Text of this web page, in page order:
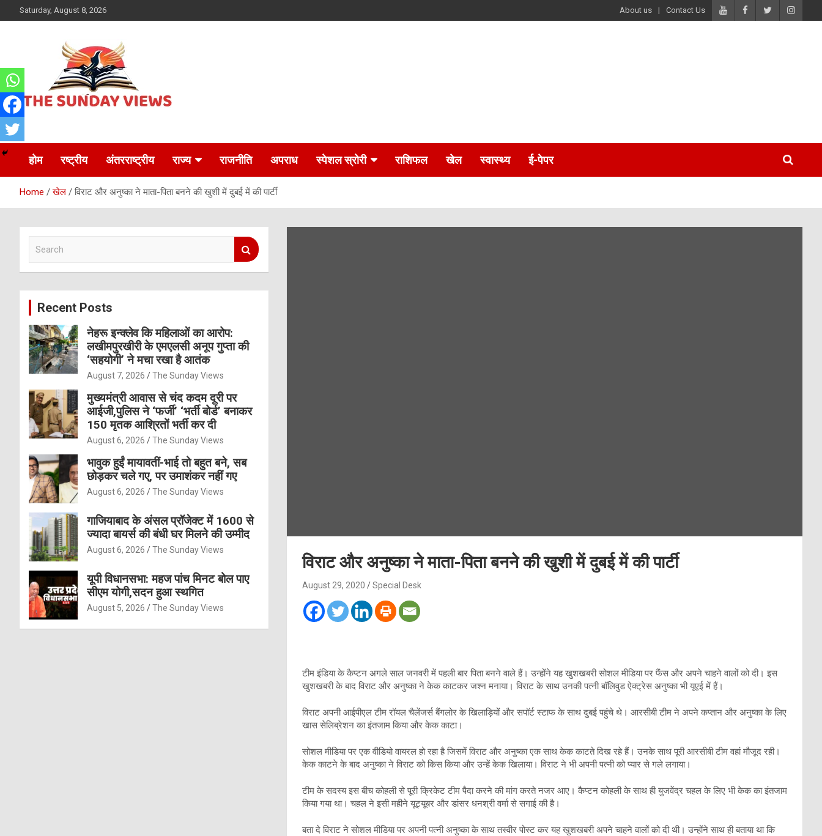
to
Saturday, August 8, 2026 About us Contact Us
The Sunday views
होम रष्ट्रीय अंतरराष्ट्रीय राज्य राजनीति अपराध स्पेशल स्रोरी राशिफल खेल स्वास्थ्य ई-पेपर
Home खेल विराट और अनुष्का ने माता-पिता बनने की खुशी में दुबई में की पार्टी
विराट और अनुष्का ने माता-पिता बनने की खुशी में दुबई में की पार्टी
August 29, 2020 Special Desk
टीम इंडिया के कैप्टन अगले साल जनवरी में पहली बार पिता बनने वाले हैं। उन्होंने यह खुशखबरी सोशल मीडिया पर फैंस और अपने चाहने वालों को दी। इस
खुशखबरी के बाद विराट और अनुष्का ने केक काटकर जश्न मनाया। विराट के साथ उनकी पत्नी बॉलिवुड ऐक्ट्रेस अनुष्का भी यूएई में हैं।
विराट अपनी आईपीएल टीम रॉयल चैलेंजर्स बैंगलोर के खिलाड़ियों और सपॉर्ट स्टाफ के साथ दुबई पहुंचे थे। आरसीबी टीम ने अपने कप्तान और अनुष्का के लिए
खास सेलिब्रेशन का इंतजाम किया और केक काटा।
सोशल मीडिया पर एक वीडियो वायरल हो रहा है जिसमें विराट और अनुष्का एक साथ केक काटते दिख रहे हैं। उनके साथ पूरी आरसीबी टीम वहां मौजूद रही।
केक काटने के बाद अनुष्का ने विराट को किस किया और उन्हें केक खिलाया। विराट ने भी अपनी पत्नी को प्यार से गले लगाया।
टीम के सदस्य इस बीच कोहली से पूरी क्रिकेट टीम पैदा करने की मांग करते नजर आए। कैप्टन कोहली के साथ ही युजवेंद्र चहल के लिए भी केक का इंतजाम
किया गया था। चहल ने इसी महीने यूट्यूबर और डांसर धनश्री वर्मा से सगाई की है।
बता दे विराट ने सोशल मीडिया पर अपनी पत्नी अनुष्का के साथ तस्वीर पोस्ट कर यह खुशखबरी अपने चाहने वालों को दी थी। उन्होंने साथ ही बताया था कि
c
Recent Posts
नेहरू इन्क्लेव कि महिलाओं का आरोप:
लखीमपुरखीरी के एमएलसी अनूप गुप्ता की
‘सहयोगी’ ने मचा रखा है आतंक
August 7, 2026 The Sunday Views
मुख्यमंत्री आवास से चंद कदम दूरी पर
आईजी,पुलिस ने ‘फर्जी’ ‘भर्ती बोर्ड’ बनाकर
150 मृतक आश्रितों भर्ती कर दी
August 6, 2026 The Sunday Views
भावुक हुईं मायावतीं-भाई तो बहुत बने, सब
छोड़कर चले गए, पर उमाशंकर नहीं गए
August 6, 2026 The Sunday Views
गाजियाबाद के अंसल प्रॉजेक्ट में 1600 से
ज्यादा बायर्स की बंधी घर मिलने की उम्मीद
August 6, 2026 The Sunday Views
यूपी विधानसभा: महज पांच मिनट बोल पाए
सीएम योगी,सदन हुआ स्थगित
August 5, 2026 The Sunday Views